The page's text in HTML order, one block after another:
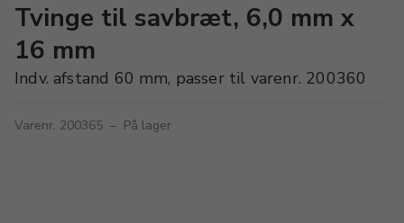
Tvinge til savbræt, 6,0 mm x
16 mm
Indv. afstand 60 mm, passer til varenr. 200360
Varenr. 200365 – På lager